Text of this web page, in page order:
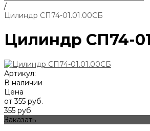
/
Цилиндр СП74-01.01.00СБ
Цилиндр СП74-
Артикул:
В наличии
Цена
от 355 руб.
355 руб.
Заказать